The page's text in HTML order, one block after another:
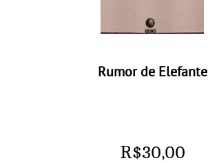
Rumor de Elefante
R$30,00